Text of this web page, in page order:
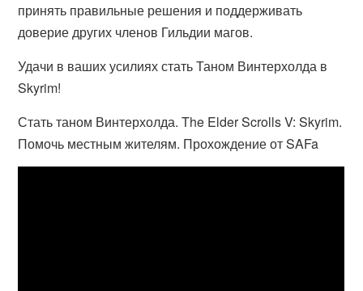
принять правильные решения и поддерживать
доверие других членов Гильдии магов.
Удачи в ваших усилиях стать Таном Винтерхолда в
Skyrim!
Стать таном Винтерхолда. The Elder Scrolls V: Skyrim.
Помочь местным жителям. Прохождение от SAFa